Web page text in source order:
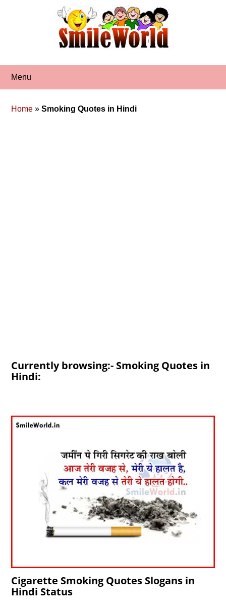
Menu
Home »Smoking Quotes in Hindi
Currently browsing:- Smoking Quotes in
Hindi:
Cigarette Smoking Quotes Slogans in
Hindi Status